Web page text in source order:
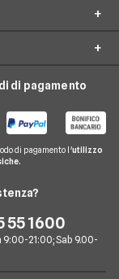
di pagamento
di pagamento l'utilizzo
55 1600
9:00-21:00; Sab 9.00-